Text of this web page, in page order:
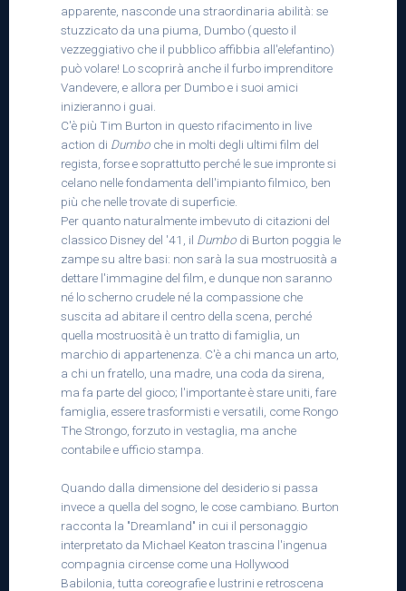
apparente, nasconde una straordinaria abilità: se
stuzzicato da una piuma, Dumbo (questo il
vezzeggiativo che il pubblico affibbia all'elefantino)
può volare! Lo scoprirà anche il furbo imprenditore
Vandevere, e allora per Dumbo e i suoi amici
inizieranno i guai.
C'è più Tim Burton in questo rifacimento in live
action di Dumbo che in molti degli ultimi film del
regista, forse e soprattutto perché le sue impronte si
celano nelle fondamenta dell'impianto filmico, ben
più che nelle trovate di superficie.
Per quanto naturalmente imbevuto di citazioni del
classico Disney del '41, il Dumbo di Burton poggia le
zampe su altre basi: non sarà la sua mostruosità a
dettare l'immagine del film, e dunque non saranno
né lo scherno crudele né la compassione che
suscita ad abitare il centro della scena, perché
quella mostruosità è un tratto di famiglia, un
marchio di appartenenza. C'è a chi manca un arto,
a chi un fratello, una madre, una coda da sirena,
ma fa parte del gioco; l'importante è stare uniti, fare
famiglia, essere trasformisti e versatili, come Rongo
The Strongo, forzuto in vestaglia, ma anche
contabile e ufficio stampa.
Quando dalla dimensione del desiderio si passa
invece a quella del sogno, le cose cambiano. Burton
racconta la "Dreamland" in cui il personaggio
interpretato da Michael Keaton trascina l'ingenua
compagnia circense come una Hollywood
Babilonia, tutta coreografie e lustrini e retroscena